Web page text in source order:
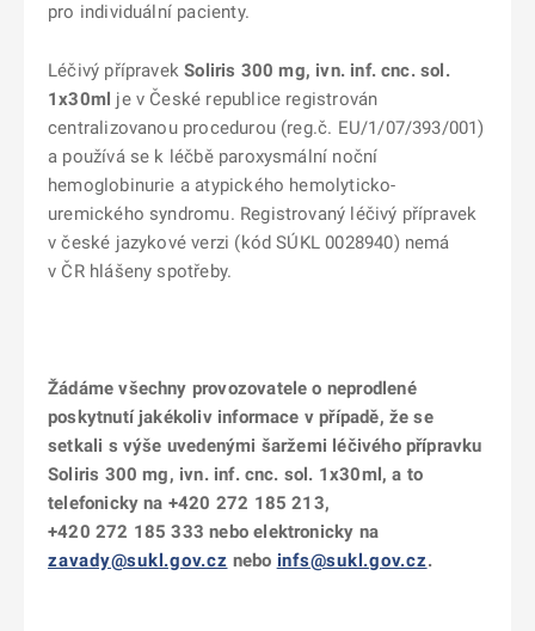
pro individuální pacienty.
Léčivý přípravekSoliris 300 mg, ivn. inf. cnc. sol.
1x30ml je v České republice registrován
centralizovanou procedurou (reg.č. EU/1/07/393/001)
a používá se k léčbě paroxysmální noční
hemoglobinurie a atypického hemolyticko-
uremického syndromu. Registrovaný léčivý přípravek
v české jazykové verzi (kód SÚKL 0028940) nemá
v ČR hlášeny spotřeby.
Žádáme všechny provozovatele o neprodlené
poskytnutí jakékoliv informace v případě, že se
setkali s výše uvedenými šaržemi léčivého přípravku
Soliris 300 mg, ivn. inf. cnc. sol. 1x30ml, a to
telefonicky na +420 272 185 213,
+420 272 185 333 nebo elektronicky na
zavady@sukl.gov.cz nebo infs@sukl.gov.cz.